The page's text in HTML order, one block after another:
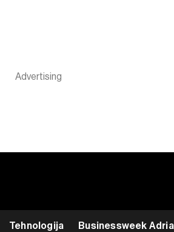
Tehnologija Businessweek Adria